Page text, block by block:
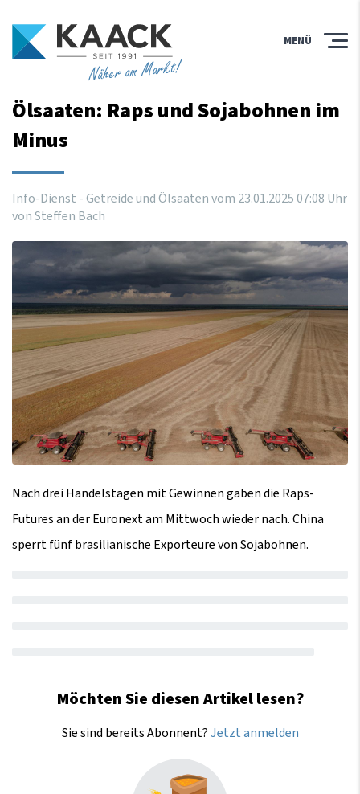
Näher am Markt!
MENÜ
Ölsaaten: Raps und Sojabohnen im
Minus
Info-Dienst - Getreide und Ölsaaten vom 23.01.202507:08 Uhr
von Steffen Bach
Nach drei Handelstagen mit Gewinnen gaben die Raps-
Futures an der Euronext am Mittwoch wieder nach. China
sperrt fünf brasilianische Exporteure von Sojabohnen.
Möchten Sie diesen Artikel lesen?
Sie sind bereits Abonnent?Jetzt anmelden